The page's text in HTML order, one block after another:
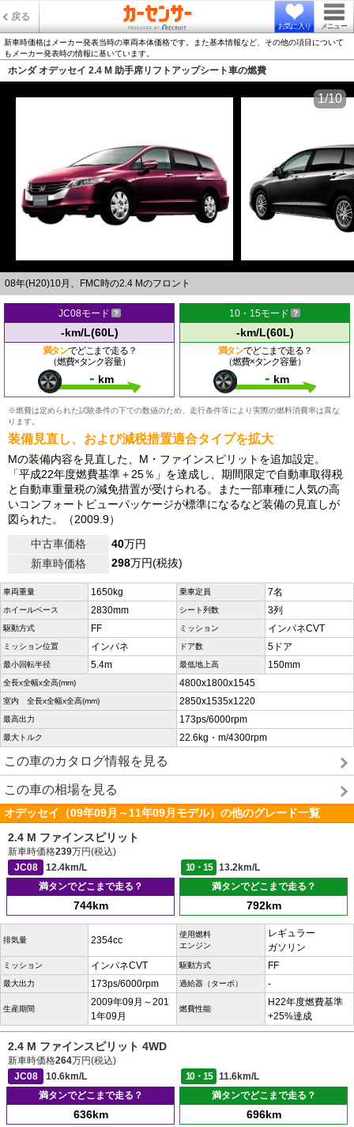
戻る
お気に入り メニュー
新車時価格はメーカー発表当時の車両本体価格です。また基本情報など、その他の項目について
もメーカー発表時の情報に基いています。
ホンダ オデッセイ 2.4 M 助手席リフトアップシート車の燃費
08年(H20)10月、FMC時の2.4 Mのフロント
1/10
JC08モード
-km/L(60L)
満タンでどこまで走る？
（燃費×タンク容量）
- km
10・15モード
-km/L(60L)
満タンでどこまで走る？
（燃費×タンク容量）
- km
※燃費は定められた試験条件の下での数値のため、走行条件等により実際の燃料消費率は異な
ります。
装備見直し、および減税措置適合タイプを拡大
Mの装備内容を見直した、M・ファインスピリットを追加設定。
「平成22年度燃費基準＋25％」を達成し、期間限定で自動車取得税
と自動車重量税の減免措置が受けられる。また一部車種に人気の高
いコンフォートビューパッケージが標準になるなど装備の見直しが
図られた。（2009.9）
中古車価格
40万円
新車時価格
298万円(税抜)
車両重量 1650kg 乗車定員 7名
ホイールベース 2830mm シート列数 3列
駆動方式 FF ミッション インパネCVT
ミッション位置 インパネ ドア数 5ドア
最小回転半径 5.4m 最低地上高 150mm
全長x全幅x全高(mm) 4800x1800x1545
室内 全長x全幅x全高(mm) 2850x1535x1220
最高出力 173ps/6000rpm
最大トルク 22.6kg・m/4300rpm
この車のカタログ情報を見る
この車の相場を見る
オデッセイ（09年09月～11年09月モデル）の他のグレード一覧
2.4 M ファインスピリット
新車時価格239万円(税込)
JC08
12.4km/L 10・15
13.2km/L
満タンでどこまで走る？
744km
満タンでどこまで走る？
792km
排気量 2354cc
使用燃料
エンジン
レギュラー
ガソリン
ミッション インパネCVT 駆動方式 FF
最大出力 173ps/6000rpm 過給器（ターボ） -
生産期間
2009年09月～201
1年09月
燃費性能
H22年度燃費基準
+25%達成
2.4 M ファインスピリット 4WD
新車時価格264万円(税込)
JC08
10.6km/L 10・15
11.6km/L
満タンでどこまで走る？
636km
満タンでどこまで走る？
696km